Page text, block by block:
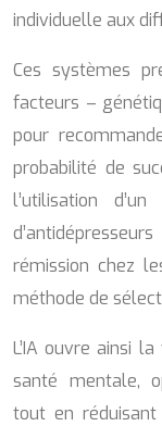
individuelle aux
Ces systèmes
facteurs –
pour
probabilité de
l’utilisation
rémission chez
méthode de
L’IA ouvre ainsi
santé mentale,
tout en